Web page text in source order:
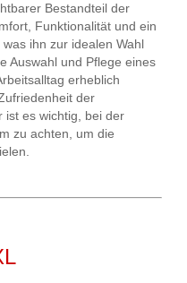
Bestandteil der
Funktionalität und ein
ihn zur idealen Wahl
Auswahl und Pflege eines
erheblich
der
ist es wichtig, bei der
zu achten, um die